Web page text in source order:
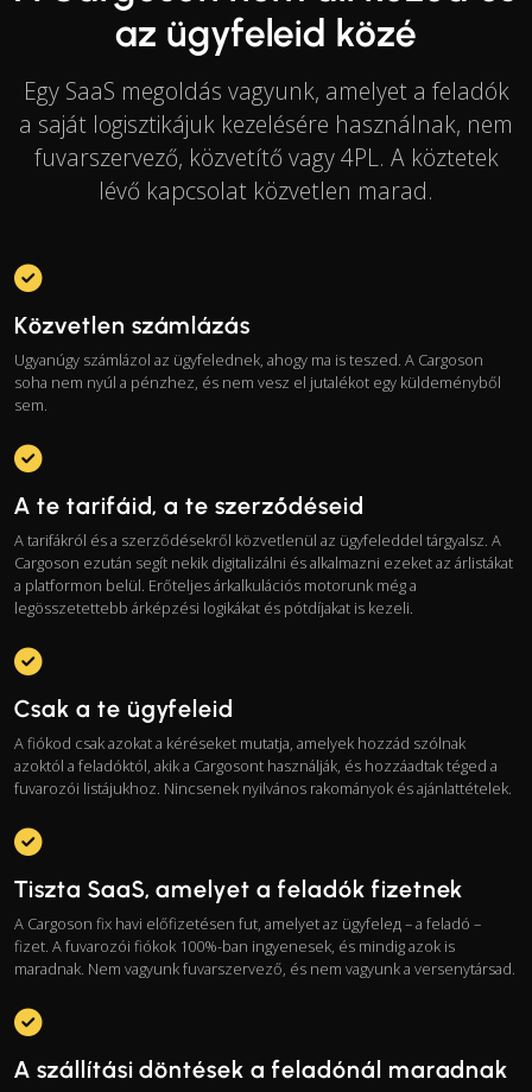
az ügyfeleid közé
Egy SaaS megoldás vagyunk, amelyet a feladók
a saját logisztikájuk kezelésére használnak, nem
fuvarszervező, közvetítő vagy 4PL. A köztetek
lévő kapcsolat közvetlen marad.
Közvetlen számlázás
Ugyanúgy számlázol az ügyfelednek, ahogy ma is teszed. A Cargoson
soha nem nyúl a pénzhez, és nem vesz el jutalékot egy küldeményből
sem.
A te tarifáid, a te szerződéseid
A tarifákról és a szerződésekről közvetlenül az ügyfeleddel tárgyalsz. A
Cargoson ezután segít nekik digitalizálni és alkalmazni ezeket az árlistákat
a platformon belül. Erőteljes árkalkulációs motorunk még a
legösszetettebb árképzési logikákat és pótdíjakat is kezeli.
Csak a te ügyfeleid
A fiókod csak azokat a kéréseket mutatja, amelyek hozzád szólnak
azoktól a feladóktól, akik a Cargosont használják, és hozzáadtak téged a
fuvarozói listájukhoz. Nincsenek nyilvános rakományok és ajánlattételek.
Tiszta SaaS, amelyet a feladók fizetnek
A Cargoson fix havi előfizetésen fut, amelyet az ügyfelед – a feladó –
fizet. A fuvarozói fiókok 100%-ban ingyenesek, és mindig azok is
maradnak. Nem vagyunk fuvarszervező, és nem vagyunk a versenytársad.
A szállítási döntések a feladónál maradnak